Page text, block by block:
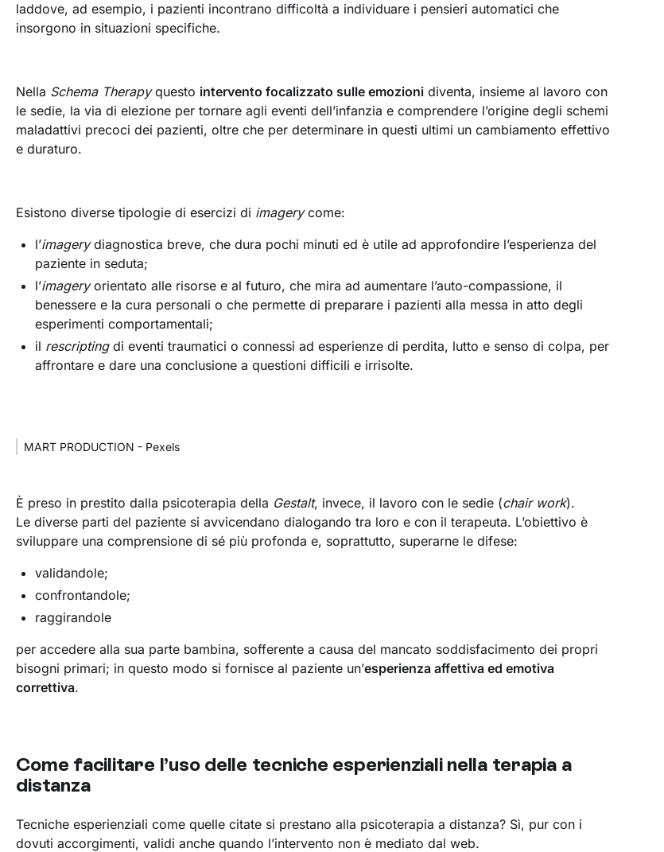
laddove, ad esempio, i pazienti incontrano difficoltà a individuare i pensieri automatici che
insorgono in situazioni specifiche.
Nella Schema Therapyquesto intervento focalizzato sulle emozioni diventa, insieme al lavoro con
le sedie, la via di elezione per tornare agli eventi dell’infanzia e comprendere l’origine degli schemi
maladattivi precoci dei pazienti, oltre che per determinare in questi ultimi un cambiamento effettivo
e duraturo.
Esistono diverse tipologie di esercizi di imagerycome:
l’imagerydiagnostica breve, che dura pochi minuti ed è utile ad approfondire l’esperienza del
paziente in seduta;
l’imageryorientato alle risorse e al futuro, che mira ad aumentare l’auto-compassione, il
benessere e la cura personali o che permette di preparare i pazienti alla messa in atto degli
esperimenti comportamentali;
il rescriptingdi eventi traumatici o connessi ad esperienze di perdita, lutto e senso di colpa, per
affrontare e dare una conclusione a questioni difficili e irrisolte.
MART PRODUCTION - Pexels
È preso in prestito dalla psicoterapia della Gestalt, invece, il lavoro con le sedie (chair work).
Le diverse parti del paziente si avvicendano dialogando tra loro e con il terapeuta. L’obiettivo è
sviluppare una comprensione di sé più profonda e, soprattutto, superarne le difese:
validandole;
confrontandole;
raggirandole
per accedere alla sua parte bambina, sofferente a causa del mancato soddisfacimento dei propri
bisogni primari; in questo modo si fornisce al paziente un’esperienza affettiva ed emotiva
correttiva.
Come facilitare l’uso delle tecniche esperienziali nella terapia a
distanza
Tecniche esperienziali come quelle citate si prestano alla psicoterapia a distanza? Sì, pur con i
dovuti accorgimenti, validi anche quando l’intervento non è mediato dal web.